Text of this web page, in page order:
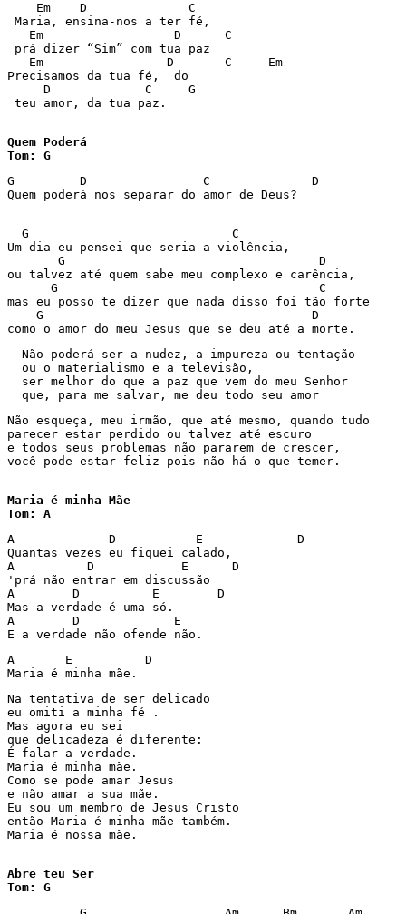
    Em    D              C
Maria, ensina-nos a ter fé,
   Em                  D      C
prá dizer “Sim” com tua paz
   Em                 D       C     Em
Precisamos da tua fé,  do
     D             C     G
teu amor, da tua paz.
Quem Poderá
Tom: G
G         D                C              D
Quem poderá nos separar do amor de Deus?
  G                            C
Um dia eu pensei que seria a violência,
       G                                   D
ou talvez até quem sabe meu complexo e carência,
      G                                    C
mas eu posso te dizer que nada disso foi tão forte
    G                                     D
como o amor do meu Jesus que se deu até a morte.
  Não poderá ser a nudez, a impureza ou tentação
  ou o materialismo e a televisão,
  ser melhor do que a paz que vem do meu Senhor
  que, para me salvar, me deu todo seu amor
Não esqueça, meu irmão, que até mesmo, quando tudo
parecer estar perdido ou talvez até escuro
e todos seus problemas não pararem de crescer,
você pode estar feliz pois não há o que temer.
Maria é minha Mãe
Tom: A
A             D           E             D
Quantas vezes eu fiquei calado,
A          D            E      D
'prá não entrar em discussão
A        D          E        D
Mas a verdade é uma só.
A        D             E
E a verdade não ofende não.
A       E          D
Maria é minha mãe.
Na tentativa de ser delicado
eu omiti a minha fé .
Mas agora eu sei
que delicadeza é diferente:
É falar a verdade.
Maria é minha mãe.
Como se pode amar Jesus
e não amar a sua mãe.
Eu sou um membro de Jesus Cristo
então Maria é minha mãe também.
Maria é nossa mãe.
Abre teu Ser
Tom: G